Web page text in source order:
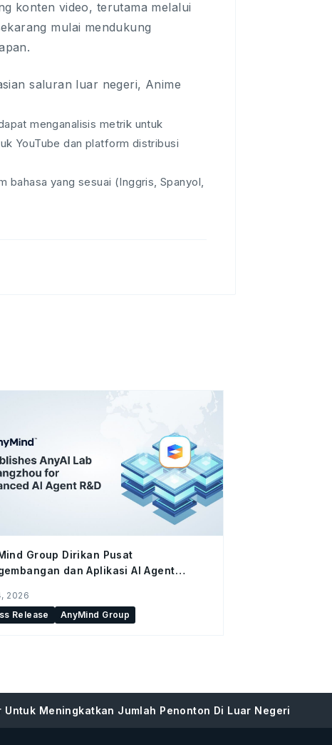
konten video, terutama melalui
mulai mendukung
saluran luar negeri, Anime
menganalisis metrik untuk
YouTube dan platform distribusi
bahasa yang sesuai (Inggris, Spanyol,
Group Dirikan Pusat
dan Aplikasi AI Agent
2026
Release
AnyMind Group
Meningkatkan Jumlah Penonton Di Luar Negeri